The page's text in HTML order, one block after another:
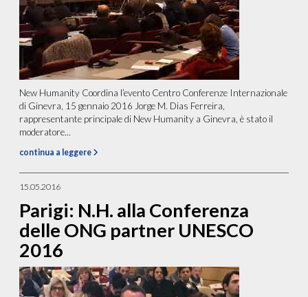
New Humanity Coordina l’evento Centro Conferenze Internazionale
di Ginevra, 15 gennaio 2016 Jorge M. Dias Ferreira,
rappresentante principale di New Humanity a Ginevra, è stato il
moderatore...
continua a leggere
15.05.2016
Parigi: N.H. alla Conferenza
delle ONG partner UNESCO
2016